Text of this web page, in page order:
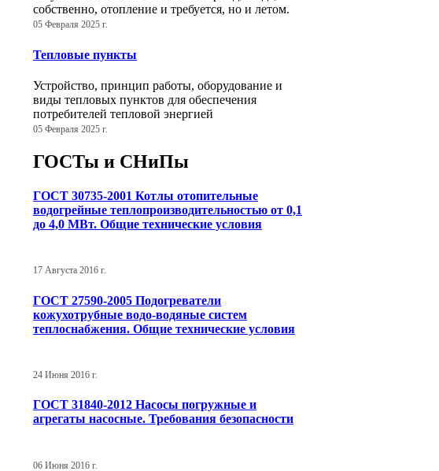
собственно, отопление и требуется, но и летом.
05 Февраля 2025 г.
Тепловые пункты
Устройство, принцип работы, оборудование и
виды тепловых пунктов для обеспечения
потребителей тепловой энергией
05 Февраля 2025 г.
ГОСТы и СНиПы
ГОСТ 30735-2001 Котлы отопительные
водогрейные теплопроизводительностью от 0,1
до 4,0 МВт. Общие технические условия
17 Августа 2016 г.
ГОСТ 27590-2005 Подогреватели
кожухотрубные водо-водяные систем
теплоснабжения. Общие технические условия
24 Июня 2016 г.
ГОСТ 31840-2012 Насосы погружные и
агрегаты насосные. Требования безопасности
06 Июня 2016 г.